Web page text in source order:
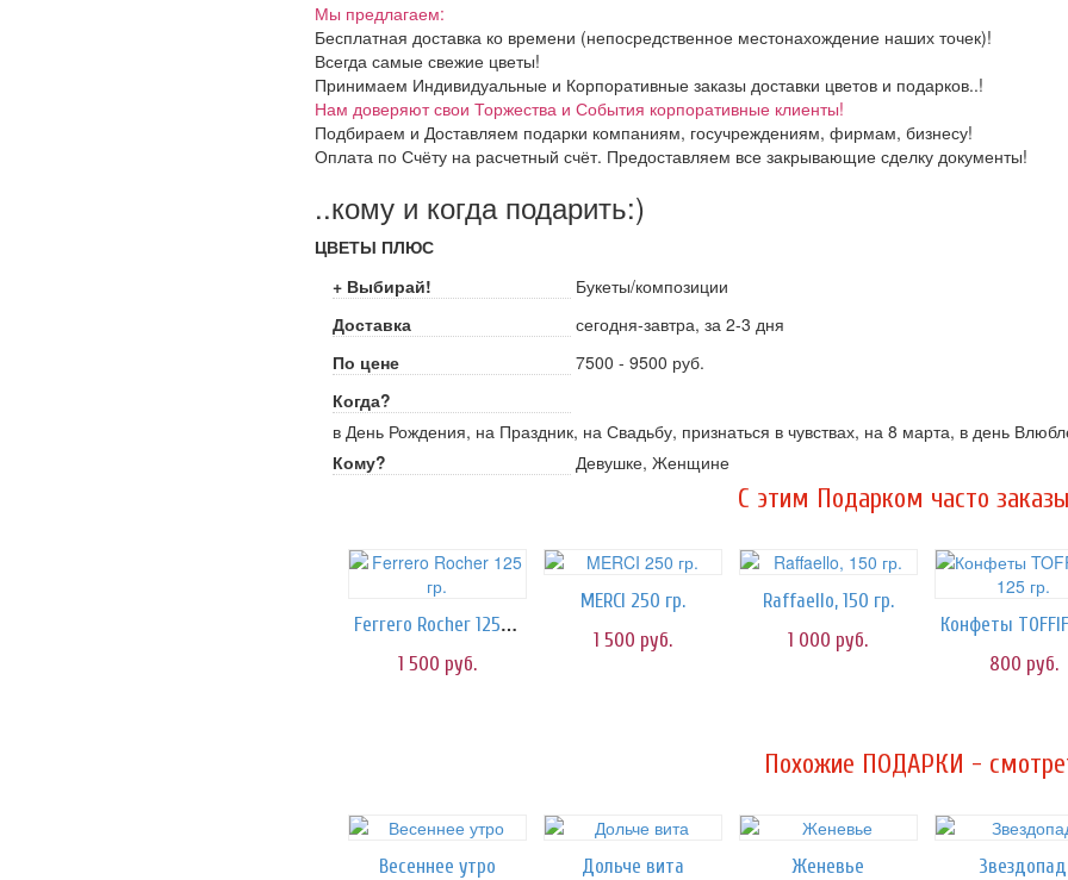
Мы предлагаем:
Бесплатная доставка ко времени (непосредственное местонахождение наших точек)!
Всегда самые свежие цветы!
Принимаем Индивидуальные и Корпоративные заказы доставки цветов и подарков..!
Нам доверяют свои Торжества и События корпоративные клиенты!
Подбираем и Доставляем подарки компаниям, госучреждениям, фирмам, бизнесу!
Оплата по Счёту на расчетный счёт. Предоставляем все закрывающие сделку документы!
..кому и когда подарить:)
ЦВЕТЫ ПЛЮС
+ Выбирай!
Букеты/композиции
Доставка
сегодня-завтра, за 2-3 дня
По цене
7500 - 9500 руб.
Когда?
в День Рождения, на Праздник, на Свадьбу, признаться в чувствах, на 8 марта, в день
Кому?
Девушке, Женщине
C этим Подарком часто
Ferrero Rocher 125 гр.
1 500 руб.
MERCI 250 гр.
1 500 руб.
Raffaello, 150 гр.
1 000 руб.
800 руб.
Похожие ПОДАРКИ -
Весеннее утро
Дольче вита
Женевье
Звездопад